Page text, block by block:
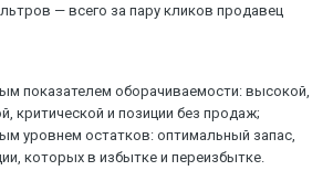
— всего за пару кликов продавец
показателем оборачиваемости: высокой,
критической и позиции без продаж;
уровнем остатков: оптимальный запас,
которых в избытке и переизбытке.